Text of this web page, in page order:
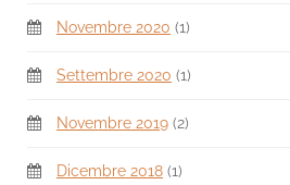
Novembre 2020 (1)
Settembre 2020 (1)
Novembre 2019 (2)
Dicembre 2018 (1)